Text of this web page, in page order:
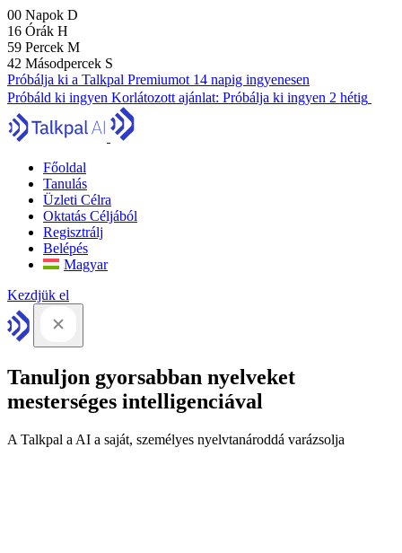
00 Napok D
16 Órák H
59 Percek M
41 Másodpercek S
Próbálja ki a Talkpal Premiumot 14 napig ingyenesen
Próbáld ki ingyen Korlátozott ajánlat: Próbálja ki ingyen 2 hétig
Főoldal
Tanulás
Üzleti Célra
Oktatás Céljából
Regisztrálj
Belépés
Magyar
Kezdjük el
Tanuljon gyorsabban nyelveket
mesterséges intelligenciával
A Talkpal a AI a saját, személyes nyelvtanároddá varázsolja